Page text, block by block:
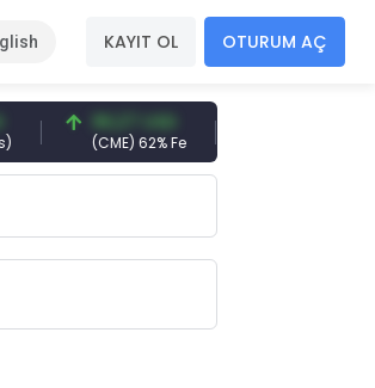
KAYIT OL OTURUM AÇ
96,27 USD
(CME) 62% Fe